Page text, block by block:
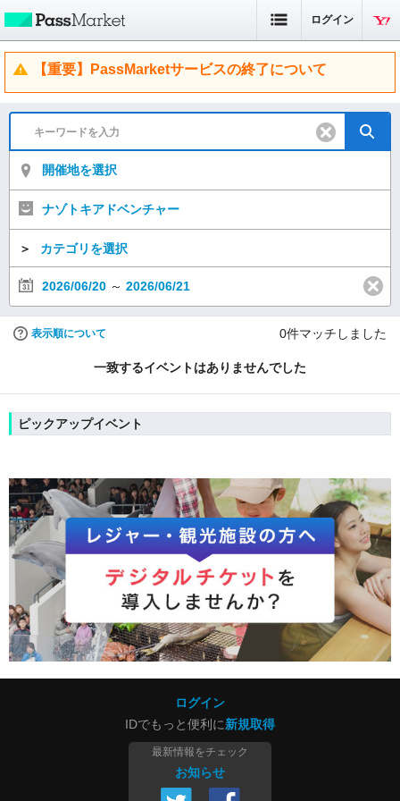
ログイン
【重要】PassMarketサービスの終了について
開催地を選択
ナゾトキアドベンチャー
＞ カテゴリを選択
2026/06/20 ～ 2026/06/21
表示順について 0件マッチしました
一致するイベントはありませんでした
ピックアップイベント
ログイン
IDでもっと便利に新規取得
最新情報をチェック
お知らせ